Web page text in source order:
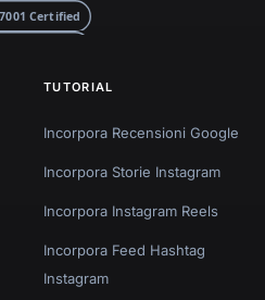
TUTORIAL
Incorpora Recensioni Google
Incorpora Storie Instagram
Incorpora Instagram Reels
Incorpora Feed Hashtag
Instagram